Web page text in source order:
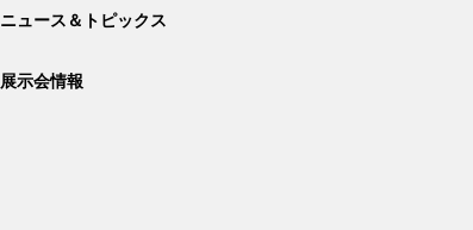
ニュース＆トピックス
展示会情報